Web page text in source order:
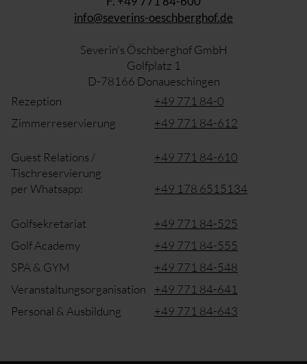
info@severins-oeschberghof.de
Severin's Öschberghof GmbH
Golfplatz 1
D-78166 Donaueschingen
Rezeption
+49 771 84-0
Zimmerreservierung
+49 771 84-612
Guest Relations /
Tischreservierung
per Whatsapp:
+49 771 84-610
+49 178 6515134
Golfsekretariat
+49 771 84-525
Golf Academy
+49 771 84-555
SPA & GYM
+49 771 84-548
Veranstaltungsorganisation
+49 771 84-641
Personal & Ausbildung
+49 771 84-643